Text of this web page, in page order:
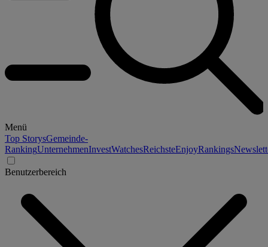
Menü
Top StorysGemeinde-
RankingUnternehmenInvestWatchesReichsteEnjoyRankings
Benutzerbereich